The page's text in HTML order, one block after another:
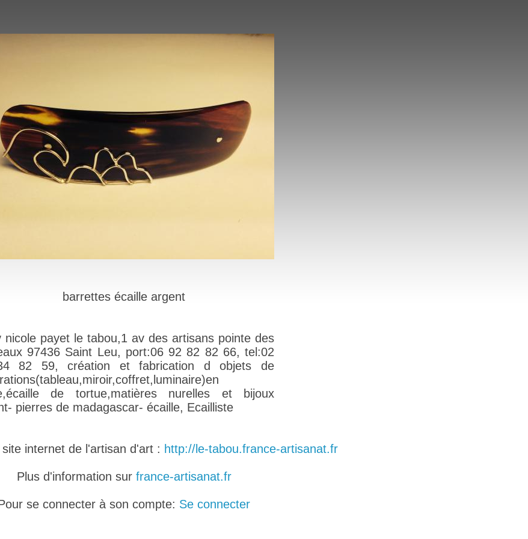
barrettes écaille argent
nicole payet le tabou,1 av des artisans pointe des
97436 Saint Leu, port:06 92 82 82 66, tel:02
82 59, création et fabrication d objets de
de tortue,matières nurelles et bijoux
pierres de madagascar- écaille, Ecailliste
internet de l'artisan d'art : http://le-tabou.france-artisanat.fr
Plus d'information sur france-artisanat.fr
se connecter à son compte: Se connecter